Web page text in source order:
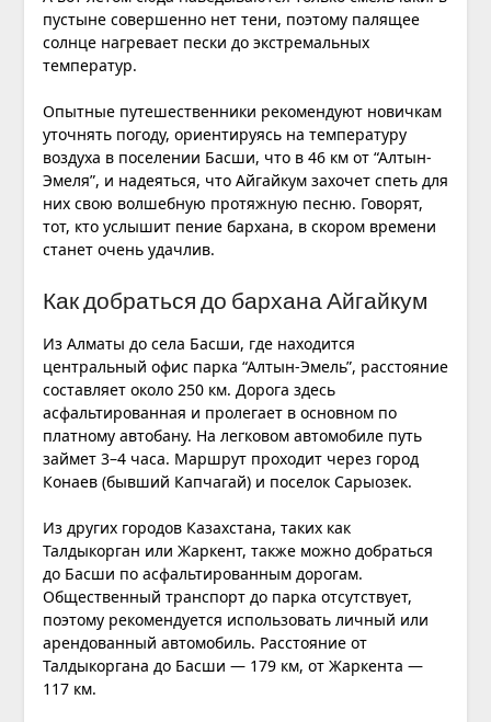
пустыне совершенно нет тени, поэтому палящее
солнце нагревает пески до экстремальных
температур.
Опытные путешественники рекомендуют новичкам
уточнять погоду, ориентируясь на температуру
воздуха в поселении Басши, что в 46 км от “Алтын-
Эмеля”, и надеяться, что Айгайкум захочет спеть для
них свою волшебную протяжную песню. Говорят,
тот, кто услышит пение бархана, в скором времени
станет очень удачлив.
Как добраться до бархана Айгайкум
Из Алматы до села Басши, где находится
центральный офис парка “Алтын-Эмель”, расстояние
составляет около 250 км. Дорога здесь
асфальтированная и пролегает в основном по
платному автобану. На легковом автомобиле путь
займет 3–4 часа. Маршрут проходит через город
Конаев (бывший Капчагай) и поселок Сарыозек.
Из других городов Казахстана, таких как
Талдыкорган или Жаркент, также можно добраться
до Басши по асфальтированным дорогам.
Общественный транспорт до парка отсутствует,
поэтому рекомендуется использовать личный или
арендованный автомобиль. Расстояние от
Талдыкоргана до Басши — 179 км, от Жаркента —
117 км.